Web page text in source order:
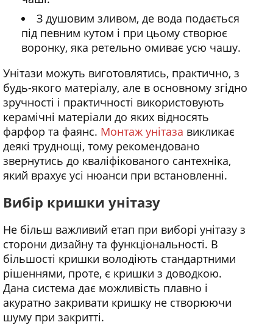
З душовим зливом, де вода подається
під певним кутом і при цьому створює
воронку, яка ретельно омиває усю чашу.
Унітази можуть виготовлятись, практично, з
будь-якого матеріалу, але в основному згідно
зручності і практичності використовують
керамічні матеріали до яких відносять
фарфор та фаянс. Монтаж унітаза викликає
деякі труднощі, тому рекомендовано
звернутись до кваліфікованого сантехніка,
який врахує усі нюанси при встановленні.
Вибір кришки унітазу
Не більш важливий етап при виборі унітазу з
сторони дизайну та функціональності. В
більшості кришки володіють стандартними
рішеннями, проте, є кришки з доводкою.
Дана система дає можливість плавно і
акуратно закривати кришку не створюючи
шуму при закритті.